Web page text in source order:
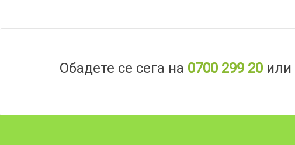
Обадете се сега на 0700 299 20или